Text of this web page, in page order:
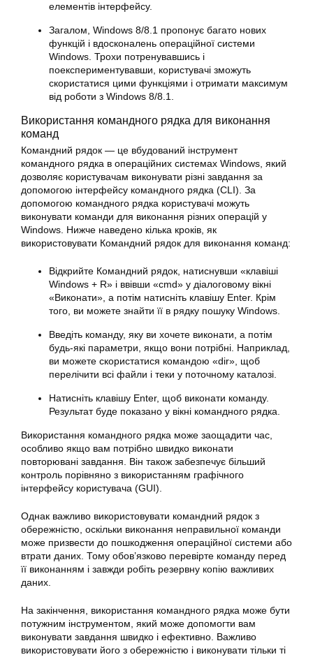
елементів інтерфейсу.
Загалом, Windows 8/8.1 пропонує багато нових
функцій і вдосконалень операційної системи
Windows. Трохи потренувавшись і
поекспериментувавши, користувачі зможуть
скористатися цими функціями і отримати максимум
від роботи з Windows 8/8.1.
Використання командного рядка для виконання
команд
Командний рядок — це вбудований інструмент
командного рядка в операційних системах Windows, який
дозволяє користувачам виконувати різні завдання за
допомогою інтерфейсу командного рядка (CLI). За
допомогою командного рядка користувачі можуть
виконувати команди для виконання різних операцій у
Windows. Нижче наведено кілька кроків, як
використовувати Командний рядок для виконання команд:
Відкрийте Командний рядок, натиснувши «клавіші
Windows + R» і ввівши «cmd» у діалоговому вікні
«Виконати», а потім натисніть клавішу Enter. Крім
того, ви можете знайти її в рядку пошуку Windows.
Введіть команду, яку ви хочете виконати, а потім
будь-які параметри, якщо вони потрібні. Наприклад,
ви можете скористатися командою «dir», щоб
перелічити всі файли і теки у поточному каталозі.
Натисніть клавішу Enter, щоб виконати команду.
Результат буде показано у вікні командного рядка.
Використання командного рядка може заощадити час,
особливо якщо вам потрібно швидко виконати
повторювані завдання. Він також забезпечує більший
контроль порівняно з використанням графічного
інтерфейсу користувача (GUI).
Однак важливо використовувати командний рядок з
обережністю, оскільки виконання неправильної команди
може призвести до пошкодження операційної системи або
втрати даних. Тому обов’язково перевірте команду перед
її виконанням і завжди робіть резервну копію важливих
даних.
На закінчення, використання командного рядка може бути
потужним інструментом, який може допомогти вам
виконувати завдання швидко і ефективно. Важливо
використовувати його з обережністю і виконувати тільки ті